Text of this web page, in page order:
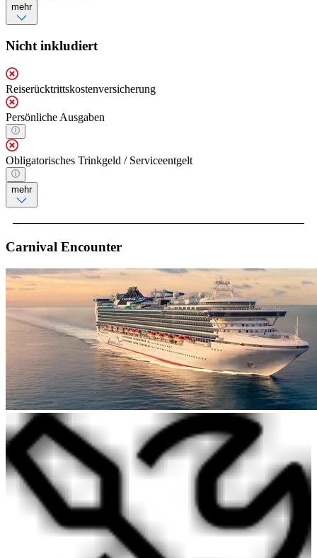
mehr
Nicht inkludiert
Reiserücktrittskostenversicherung
Persönliche Ausgaben
Obligatorisches Trinkgeld / Serviceentgelt
mehr
Carnival Encounter